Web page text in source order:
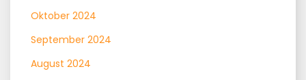
Oktober 2024
September 2024
August 2024